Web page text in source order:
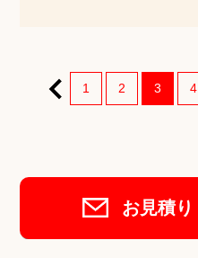
1 2 3 4
お見積